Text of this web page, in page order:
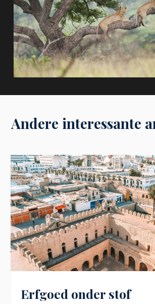
Andere interessante
Erfgoed onder stof